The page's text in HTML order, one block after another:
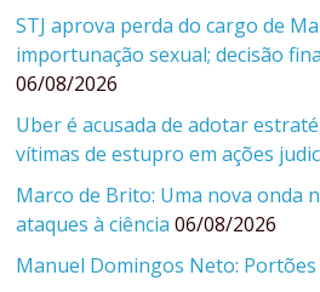
STJ aprova perda do cargo de
importunação sexual; decisão
06/08/2026
Uber é acusada de adotar
vítimas de estupro em ações
Marco de Brito: Uma nova onda
ataques à ciência 06/08/2026
Manuel Domingos Neto: Portões